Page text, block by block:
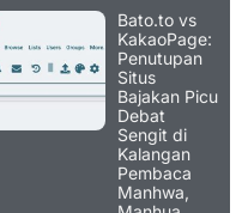
Bato.to vs
KakaoPage:
Penutupan
Situs
Bajakan Picu
Debat
Sengit di
Kalangan
Pembaca
Manhwa,